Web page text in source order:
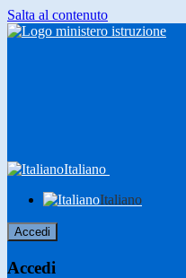
Salta al contenuto
Italiano
Italiano
Accedi
Accedi